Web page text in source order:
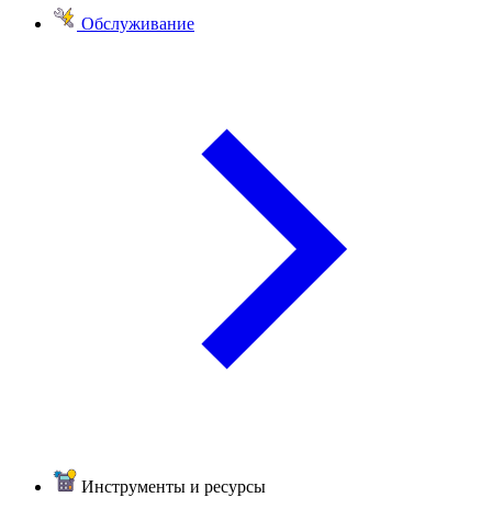
Обслуживание
Инструменты и ресурсы